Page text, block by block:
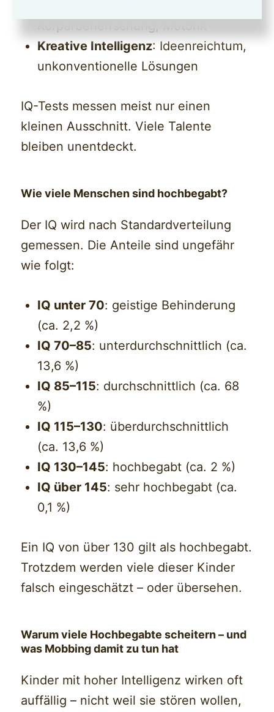
Kreative Intelligenz: Ideenreichtum,
unkonventionelle Lösungen
IQ-Tests messen meist nur einen
kleinen Ausschnitt. Viele Talente
bleiben unentdeckt.
Wie viele Menschen sind hochbegabt?
Der IQ wird nach Standardverteilung
gemessen. Die Anteile sind ungefähr
wie folgt:
IQ unter 70: geistige Behinderung
(ca. 2,2 %)
IQ 70–85: unterdurchschnittlich (ca.
13,6 %)
IQ 85–115: durchschnittlich (ca. 68
%)
IQ 115–130: überdurchschnittlich
(ca. 13,6 %)
IQ 130–145: hochbegabt (ca. 2 %)
IQ über 145: sehr hochbegabt (ca.
0,1 %)
Ein IQ von über 130 gilt als hochbegabt.
Trotzdem werden viele dieser Kinder
falsch eingeschätzt – oder übersehen.
Warum viele Hochbegabte scheitern – und
was Mobbing damit zu tun hat
Kinder mit hoher Intelligenz wirken oft
auffällig – nicht weil sie stören wollen,